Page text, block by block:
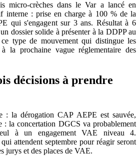
micro-crèches dans le Var a lancé en
interne : prise en charge à 100 % de la
qui s'engagent sur 3 ans. Résultat à 6
dossier solide à présenter à la DDPP au
type de mouvement qui distingue les
la prochaine vague réglementaire des
décisions à prendre
: la dérogation CAP AEPE est sauvée,
: la concertation DGCS va probablement
à un engagement VAE niveau 4.
attendent septembre pour réagir seront
jurys et des places de VAE.